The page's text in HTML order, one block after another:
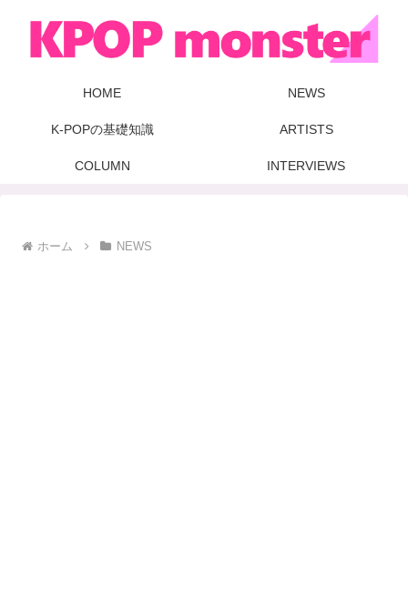
HOME NEWS
K-POPの基礎知識 ARTISTS
COLUMN INTERVIEWS
ホーム NEWS